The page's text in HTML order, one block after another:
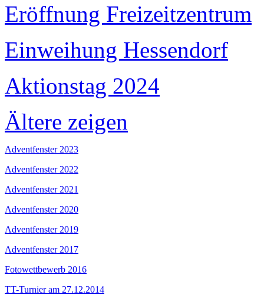
Eröffnung Freizeitzentrum
Einweihung Hessendorf
Aktionstag 2024
Ältere zeigen
Adventfenster 2023
Adventfenster 2022
Adventfenster 2021
Adventfenster 2020
Adventfenster 2019
Adventfenster 2017
Fotowettbewerb 2016
TT-Turnier am 27.12.2014